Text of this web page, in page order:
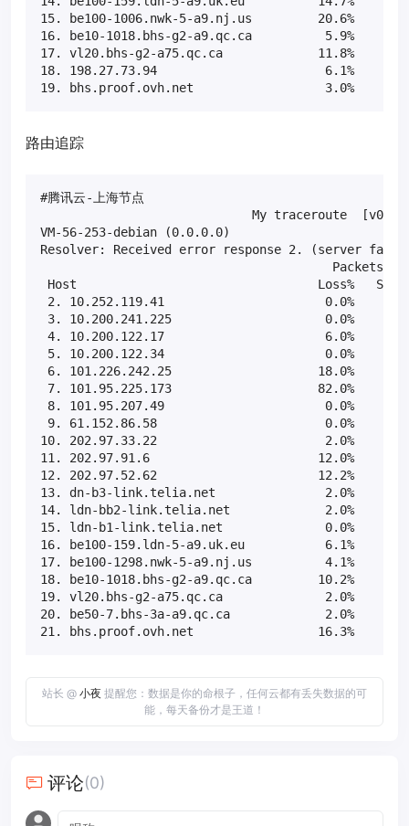
15. be100-1006.nwk-5-a9.nj.us         20.6%    34
16. be10-1018.bhs-g2-a9.qc.ca          5.9%    34
17. vl20.bhs-g2-a75.qc.ca             11.8%    34
18. 198.27.73.94                       6.1%    33
19. bhs.proof.ovh.net                  3.0%    33
路由追踪
#腾讯云-上海节点
My traceroute
VM-56-253-debian (0.0.0.0)
Resolver: Received error response 2. (server
Packets
Host                                 Loss%   Snt
2. 10.252.119.41                      0.0%
3. 10.200.241.225                     0.0%    50
4. 10.200.122.17                      6.0%
5. 10.200.122.34                      0.0%
6. 101.226.242.25                    18.0%
7. 101.95.225.173                    82.0%
8. 101.95.207.49                      0.0%    50
9. 61.152.86.58                       0.0%    50
10. 202.97.33.22                       2.0%    50
11. 202.97.91.6                       12.0%    50
12. 202.97.52.62                      12.2%    50
13. dn-b3-link.telia.net               2.0%    49
14. ldn-bb2-link.telia.net             2.0%    49
15. ldn-b1-link.telia.net              0.0%    49
16. be100-159.ldn-5-a9.uk.eu           6.1%    49
17. be100-1298.nwk-5-a9.nj.us          4.1%    49
18. be10-1018.bhs-g2-a9.qc.ca         10.2%    49
19. vl20.bhs-g2-a75.qc.ca              2.0%    49
20. be50-7.bhs-3a-a9.qc.ca             2.0%    49
21. bhs.proof.ovh.net                 16.3%    49
站长 @ 小夜 提醒您：数据是你的命根子，任何云都有丢失数据的可
能，每天备份才是王道！
评论(0)